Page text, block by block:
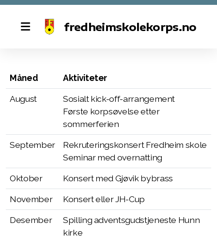
fredheimskolekorps.no
Måned Aktiviteter
August
Sosialt kick-off-arrangement
Første korpsøvelse etter
sommerferien
September
Rekruteringskonsert Fredheim skole
Seminar med overnatting
Oktober Konsert med Gjøvik bybrass
November Konsert eller JH-Cup
Desember
Spilling adventsgudstjeneste Hunn
kirke
Styret
Kontakt oss
Fredheim skolekorps 50 år
Øvinger
Dugnad
Kostnad